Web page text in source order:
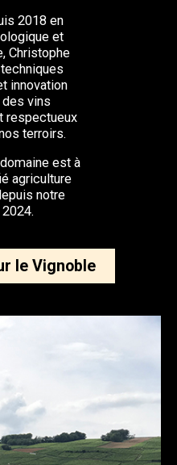
2018 en
et
Christophe
innovation
vins
respectueux
terroirs.
est à
agriculture
notre
le Vignoble